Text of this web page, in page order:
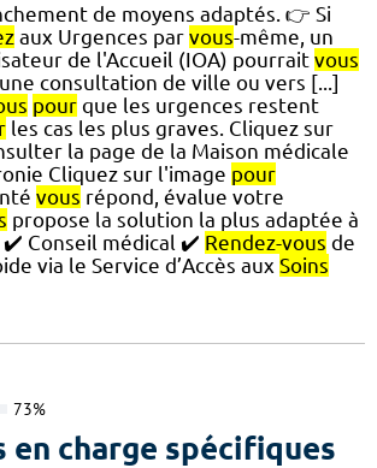
de moyens adaptés. 👉 Si
aux Urgences par vous-même, un
de l'Accueil (IOA) pourrait vous
consultation de ville ou vers [...]
pour que les urgences restent
les cas les plus graves. Cliquez sur
la page de la Maison médicale
Cliquez sur l'image pour
vous répond, évalue votre
propose la solution la plus adaptée à
Conseil médical ✔️ Rendez-vous de
via le Service d’Accès aux Soins
73%
en charge spécifiques